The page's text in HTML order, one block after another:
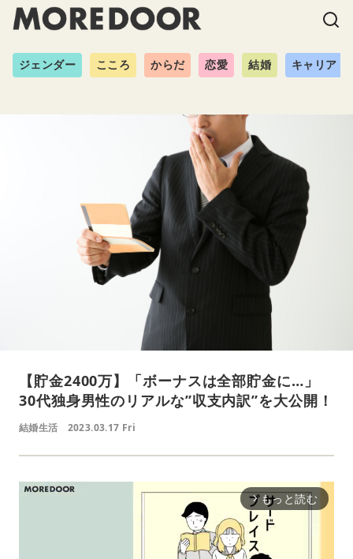
ジェンダー こころ からだ 恋愛 結婚 キャリア
【貯金2400万】「ボーナスは全部貯金に…」
30代独身男性のリアルな”収支内訳”を大公開！
結婚生活 2023.03.17 Fri
arrow_forward_ios もっと読む